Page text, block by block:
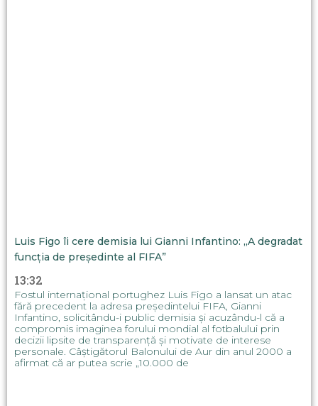
Luis Figo îi cere demisia lui Gianni Infantino: „A degradat
funcția de președinte al FIFA”
13:32
Fostul internațional portughez Luis Figo a lansat un atac
fără precedent la adresa președintelui FIFA, Gianni
Infantino, solicitându-i public demisia și acuzându-l că a
compromis imaginea forului mondial al fotbalului prin
decizii lipsite de transparență și motivate de interese
personale. Câștigătorul Balonului de Aur din anul 2000 a
afirmat că ar putea scrie „10.000 de